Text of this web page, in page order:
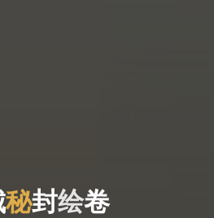
秘封绘绘
卷